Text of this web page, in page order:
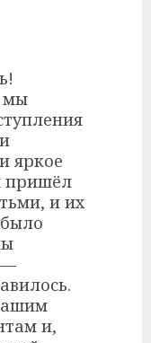
мы
яркое
пришёл
и их
—
и,